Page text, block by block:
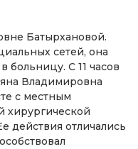
Батырхановой.
сетей, она
больницу. С 11 часов
Владимировна
с местным
хирургической
действия отличались